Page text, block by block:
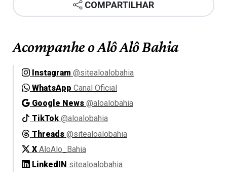
COMPARTILHAR
Acompanhe o Alô Alô Bahia
Instagram @sitealoalobahia
WhatsApp Canal Oficial
Google News @aloalobahia
TikTok @aloalobahia
Threads @sitealoalobahia
X AloAlo_Bahia
LinkedIN sitealoalobahia